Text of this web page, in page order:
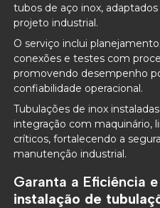
tubos de aço inox,
projeto industrial.
O serviço inclui
conexões e testes com
promovendo desempenho
confiabilidade operacional.
Tubulações de inox
integração com maquinário,
críticos, fortalecendo a
manutenção industrial.
Garanta a Eficiência
instalação de